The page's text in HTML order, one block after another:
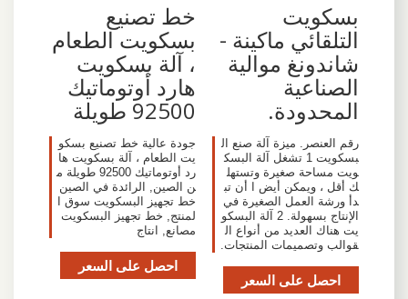
بسكويت
التلقائي ماكينة -
شاندونغ موالية
الصناعية
المحدودة.
رقم العنصر. ميزة آلة صنع ال
بسكويت 1 تشغل آلة البسك
ويت مساحة صغيرة وتستهل
ك أقل ، ويمكن أيض ا أن تب
دأ ورشة العمل الصغيرة في
الإنتاج بسهولة. 2 آلة البسكو
يت هناك العديد من أنواع ال
قوالب وتصميمات المنتجات.
احصل على السعر
خط تصنيع
بسكويت الطعام
، آلة بسكويت
هارد أوتوماتيك
92500 طويلة
جودة عالية خط تصنيع بسكو
يت الطعام ، آلة بسكويت ها
رد أوتوماتيك 92500 طويلة م
ن الصين, الرائدة في الصين
خط تجهيز البسكويت سوق ا
لمنتج, خط تجهيز البسكويت
مصانع, انتاج
احصل على السعر